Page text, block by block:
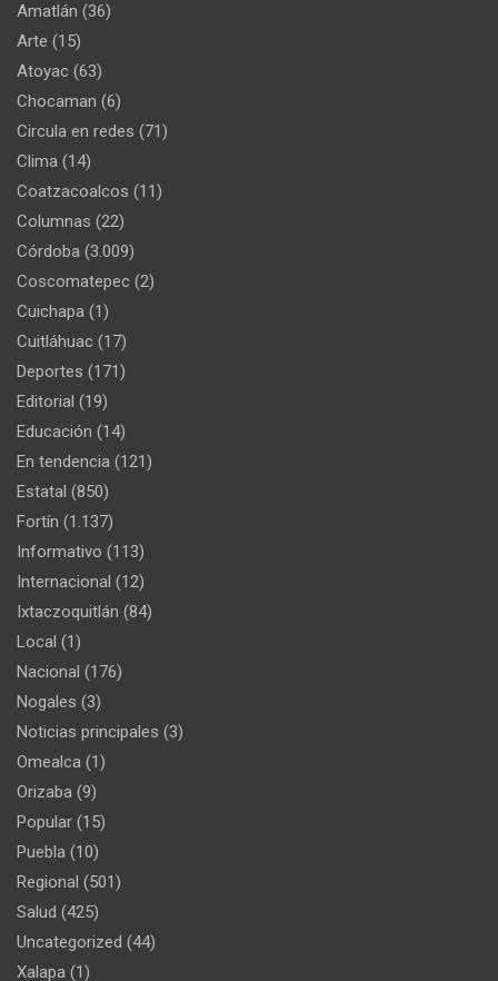
Amatlán (36)
Arte (15)
Atoyac (63)
Chocaman (6)
Circula en redes (71)
Clima (14)
Coatzacoalcos (11)
Columnas (22)
Córdoba (3.009)
Coscomatepec (2)
Cuichapa (1)
Cuitláhuac (17)
Deportes (171)
Editorial (19)
Educación (14)
En tendencia (121)
Estatal (850)
Fortín (1.137)
Informativo (113)
Internacional (12)
Ixtaczoquitlán (84)
Local (1)
Nacional (176)
Nogales (3)
Noticias principales (3)
Omealca (1)
Orizaba (9)
Popular (15)
Puebla (10)
Regional (501)
Salud (425)
Uncategorized (44)
Xalapa (1)